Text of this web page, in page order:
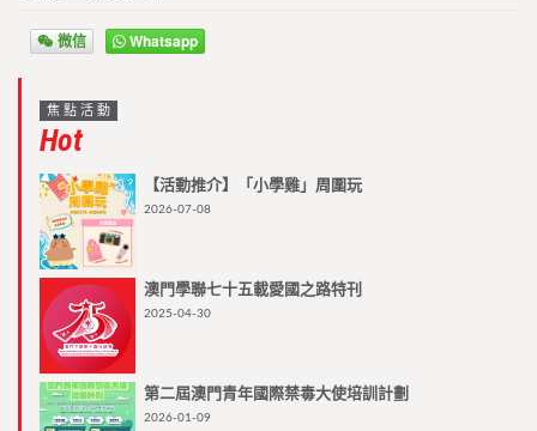
微信 Whatsapp
焦點活動
Hot
【活動推介】「小學雞」周圍玩
2026-07-08
澳門學聯七十五載愛國之路特刊
2025-04-30
第二屆澳門青年國際禁毒大使培訓計劃
2026-01-09